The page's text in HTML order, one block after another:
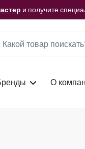
и получите
О